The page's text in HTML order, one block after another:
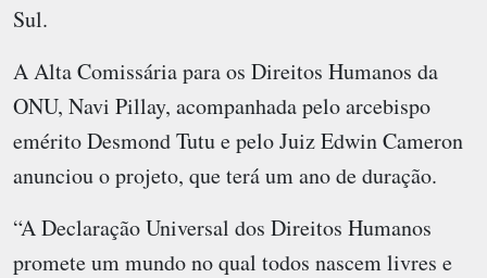
Sul.
A Alta Comissária para os Direitos Humanos da
ONU, Navi Pillay, acompanhada pelo arcebispo
emérito Desmond Tutu e pelo Juiz Edwin Cameron
anunciou o projeto, que terá um ano de duração.
“A Declaração Universal dos Direitos Humanos
promete um mundo no qual todos nascem livres e